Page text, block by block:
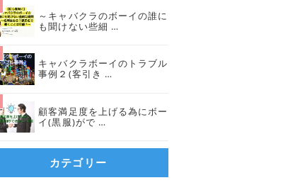
～キャバクラのボーイの誰に
も聞けない些細 …
キャバクラボーイのトラブル
事例２(客引き …
顧客満足度を上げる為にボー
イ(黒服)がで …
カテゴリー